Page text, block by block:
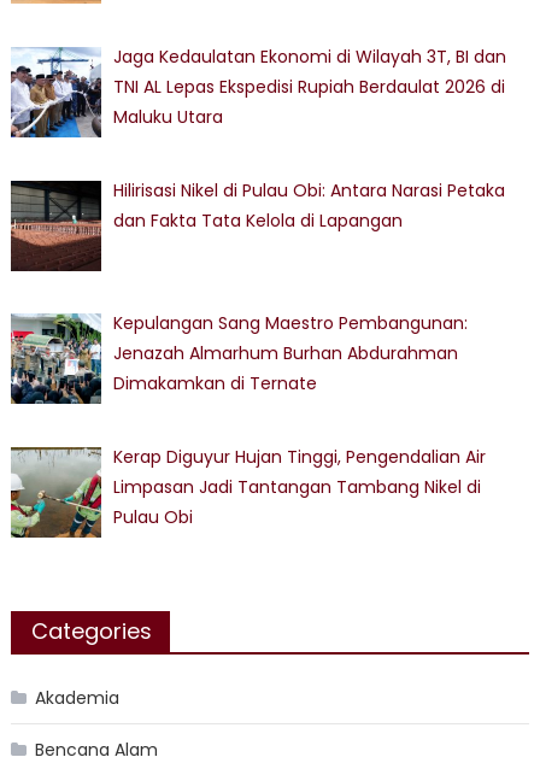
Jaga Kedaulatan Ekonomi di Wilayah 3T, BI dan
TNI AL Lepas Ekspedisi Rupiah Berdaulat 2026 di
Maluku Utara
Hilirisasi Nikel di Pulau Obi: Antara Narasi Petaka
dan Fakta Tata Kelola di Lapangan
Kepulangan Sang Maestro Pembangunan:
Jenazah Almarhum Burhan Abdurahman
Dimakamkan di Ternate
Kerap Diguyur Hujan Tinggi, Pengendalian Air
Limpasan Jadi Tantangan Tambang Nikel di
Pulau Obi
Categories
Akademia
Bencana Alam